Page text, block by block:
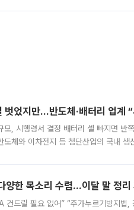
벗었지만…반도체·배터리 업계
모, 시행령서 결정 배터리 셀 빠지면
도체와 이차전지 등 첨단산업의 국내 생
양한 목소리 수렴…이달 말 정리
건드릴 필요 없어” “주가누르기방지법,